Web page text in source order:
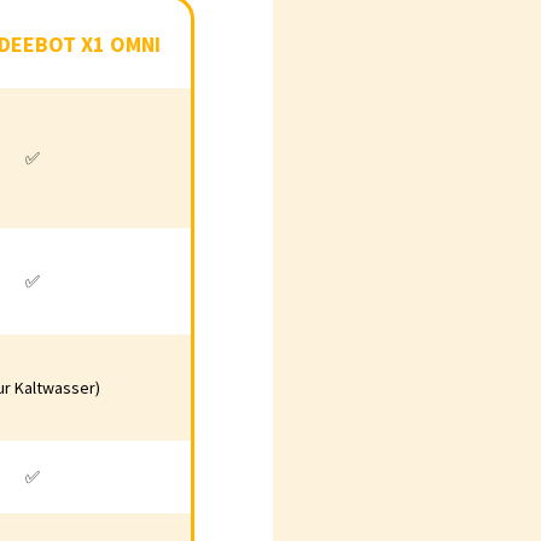
OMNI
(Nur Kaltwasser)
X1 OMNI
✅
✅
Kaltwasser)
✅